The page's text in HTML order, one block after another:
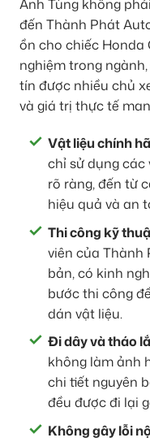
Anh Tùng không
đến Thành Phát
ồn cho chiếc Honda
nghiệm trong
tín được nhiều chủ
và giá trị thực tế
Vật liệu chính
chỉ sử dụng
rõ ràng, đến từ
hiệu quả và an
Thi công kỹ
viên của Thành
bản, có kinh
bước thi công
dán vật liệu.
Đi dây và tháo
không làm ảnh
chi tiết nguyên
đều được đi lại
Không gây lỗi